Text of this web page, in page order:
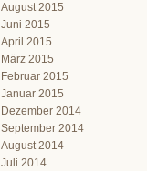
August 2015
Juni 2015
April 2015
März 2015
Februar 2015
Januar 2015
Dezember 2014
September 2014
August 2014
Juli 2014